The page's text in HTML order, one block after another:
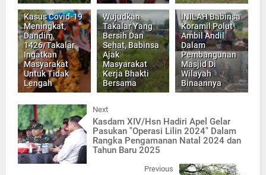
Kasus Covid-19
Meningkat,
Dandim
1426/Takalar
Ingatkan
Masyarakat
Untuk Tidak
Lengah
Wujudkan
Takalar Yang
Bersih Dan
Sehat, Babinsa
Ajak
Masyarakat
Kerja Bhakti
Bersama
INILAH Babinsa
Koramil Polut
Ambil Andil
Dalam
Pembangunan
Masjid Di
Wilayah
Binaannya
Next
Kasdam XIV/Hsn Hadiri Apel Gelar
Pasukan "Operasi Lilin 2024" Dalam
Rangka Pengamanan Natal 2024 dan
Tahun Baru 2025
Previous